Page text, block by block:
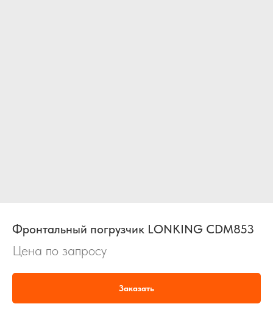
Фронтальный погрузчик LONKING CDM853
Цена по запросу
Заказать